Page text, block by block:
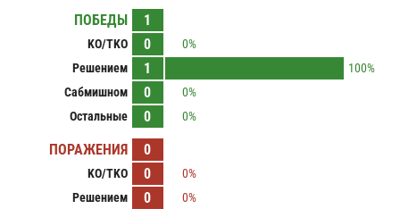
ПОБЕДЫ
1
KO/TKO 0
0%
Решением
1
100%
Сабмишном
0
0%
Остальные
0 0%
ПОРАЖЕНИЯ 0
KO/TKO 0
0%
Решением
0
0%